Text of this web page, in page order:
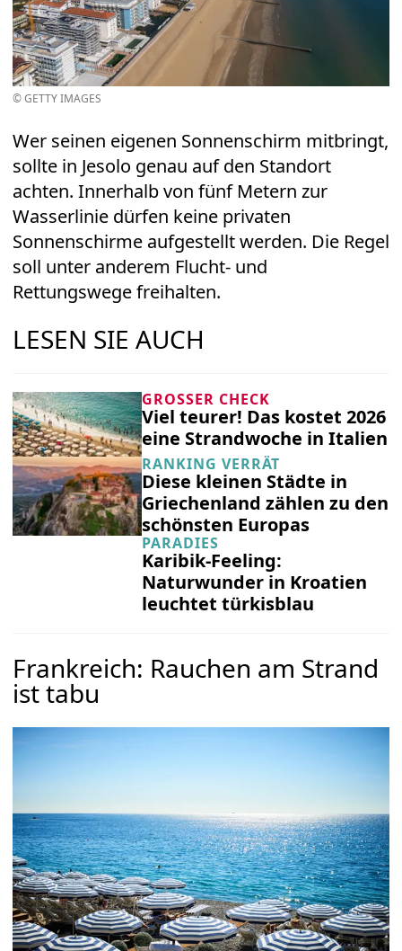
© GETTY IMAGES
Wer seinen eigenen Sonnenschirm mitbringt,
sollte in Jesolo genau auf den Standort
achten. Innerhalb von fünf Metern zur
Wasserlinie dürfen keine privaten
Sonnenschirme aufgestellt werden. Die Regel
soll unter anderem Flucht- und
Rettungswege freihalten.
LESEN SIE AUCH
GROSSER CHECK
Viel teurer! Das kostet 2026
eine Strandwoche in Italien
RANKING VERRÄT
Diese kleinen Städte in
Griechenland zählen zu den
schönsten Europas
PARADIES
Karibik-Feeling:
Naturwunder in Kroatien
leuchtet türkisblau
Frankreich: Rauchen am Strand
ist tabu